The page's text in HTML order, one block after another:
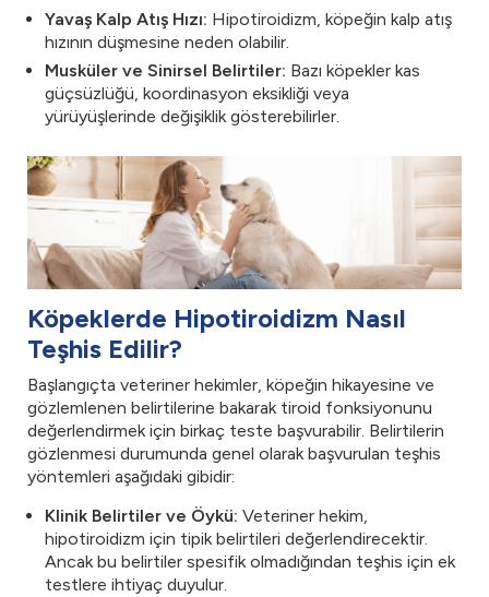
Yavaş Kalp Atış Hızı: Hipotiroidizm, köpeğin kalp atış
hızının düşmesine neden olabilir.
Musküler ve Sinirsel Belirtiler: Bazı köpekler kas
güçsüzlüğü, koordinasyon eksikliği veya
yürüyüşlerinde değişiklik gösterebilirler.
Köpeklerde Hipotiroidizm Nasıl
Teşhis Edilir?
Başlangıçta veteriner hekimler, köpeğin hikayesine ve
gözlemlenen belirtilerine bakarak tiroid fonksiyonunu
değerlendirmek için birkaç teste başvurabilir. Belirtilerin
gözlenmesi durumunda genel olarak başvurulan teşhis
yöntemleri aşağıdaki gibidir:
Klinik Belirtiler ve Öykü: Veteriner hekim,
hipotiroidizm için tipik belirtileri değerlendirecektir.
Ancak bu belirtiler spesifik olmadığından teşhis için ek
testlere ihtiyaç duyulur.